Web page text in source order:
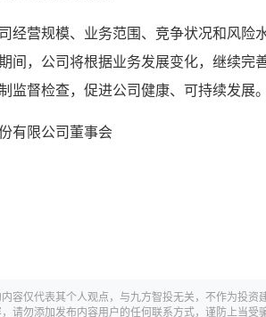
经营规模、业务范围、竞争状况和风险
间，公司将根据业务发展变化，继续完
监督检查，促进公司健康、可持续发展
有限公司董事会
容仅代表其个人观点，与九方智投无关，不作为投
请勿添加发布内容用户的任何联系方式，谨防上当受